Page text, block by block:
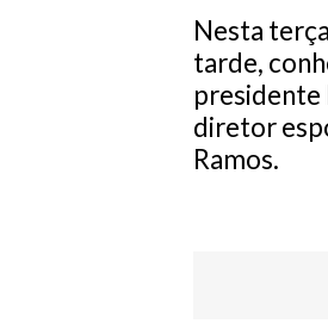
Nesta
tarde,
presidente
diretor
Ramos.